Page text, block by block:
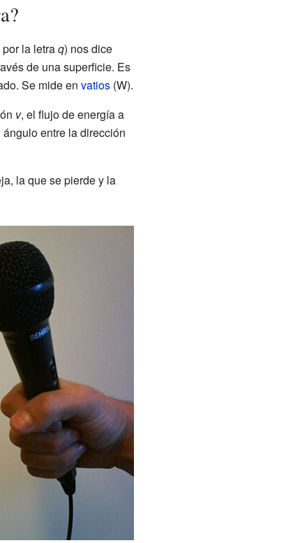
la letraq) nos dice
de una superficie. Es
Se mide en vatios(W).
v, el flujo de energía a
entre la dirección
la que se pierde y la